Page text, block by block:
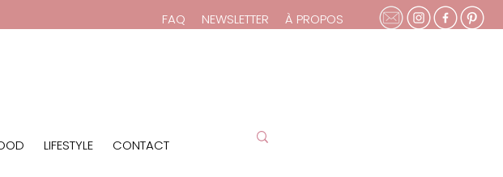
FAQ NEWSLETTER À PROPOS
LIFESTYLE CONTACT